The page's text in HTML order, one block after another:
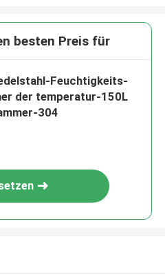
besten Preis für
Feuchtigkeits-
der temperatur-150L
304